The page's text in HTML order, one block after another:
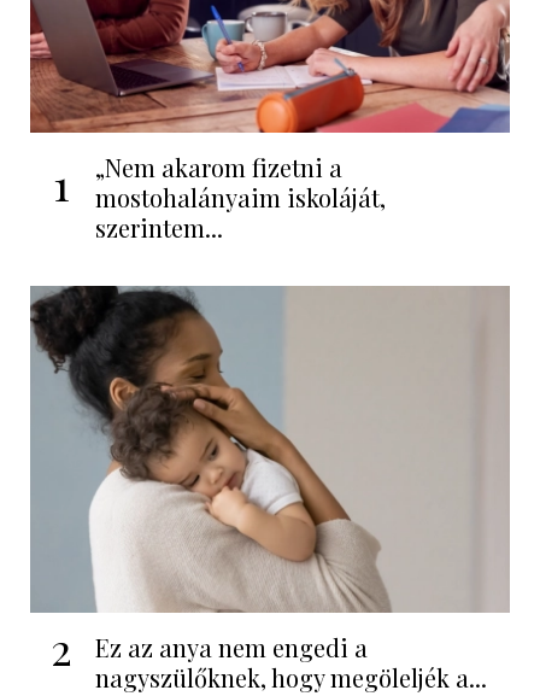
1
„Nem akarom fizetni a
mostohalányaim iskoláját,
szerintem...
2
Ez az anya nem engedi a
nagyszülőknek, hogy megöleljék a...